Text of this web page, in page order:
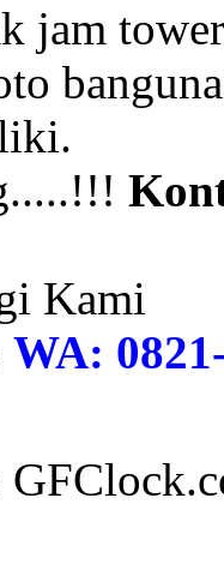
jam
Kami
WA: